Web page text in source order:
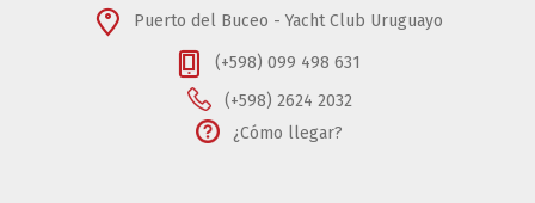
Puerto del Buceo - Yacht Club Uruguayo
(+598) 099 498 631
(+598) 2624 2032
¿Cómo llegar?